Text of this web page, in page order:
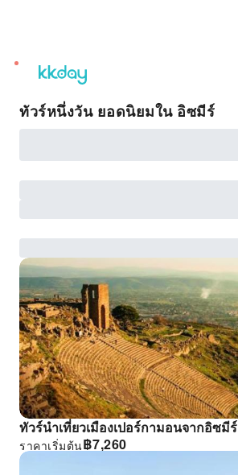
unread
notifications
ทัวร์หนึ่งวัน ยอดนิยมใน อิซมีร์
ทัวร์นําเที่ยวเมืองเปอร์กามอนจากอิซมีร์
฿7,260
ราคาเริ่มต้น